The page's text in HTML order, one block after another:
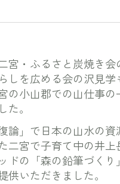
宮・ふるさと炭焼き会
しを広める会の沢見学
の小山郡での山仕事の
。
論」で日本の山水の
二宮で子育て中の井上
ドの「森の鉛筆づくり
供いただきました。